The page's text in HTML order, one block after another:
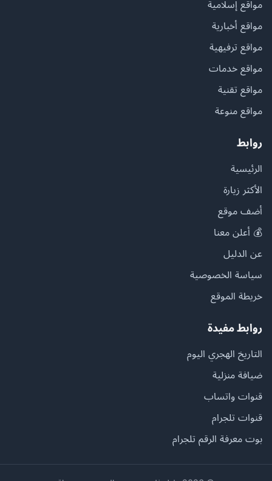
مواقع إسلامية
مواقع أخبارية
مواقع ترفيهية
مواقع خدمات
مواقع تقنية
مواقع منوعة
روابط
الرئيسية
الأكثر زيارة
أضف موقع
💰 أعلن معنا
عن الدليل
سياسة الخصوصية
خريطة الموقع
روابط مفيدة
التاريخ الهجري اليوم
ضيافة منزلية
قنوات واتساب
قنوات تلجرام
بوت معرفة الرقم تلجرام